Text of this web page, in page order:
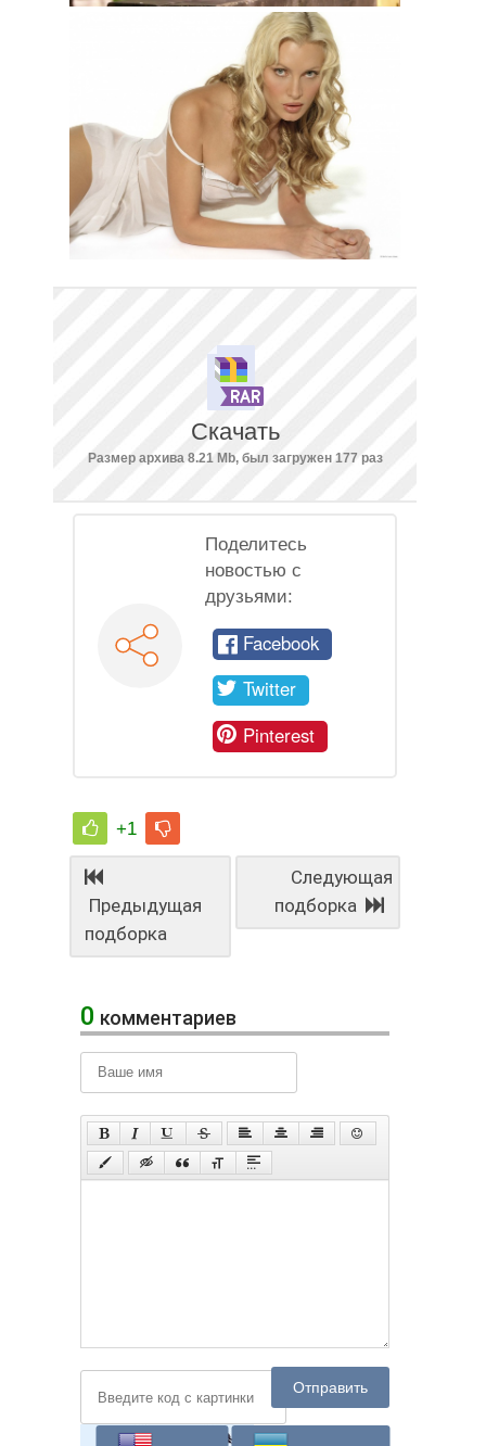
Скачать
Размер архива 8.21 Mb, был загружен 177 раз
Поделитесь
новостью с
друзьями:
Facebook
Twitter
Pinterest
+1
Предыдущая
подборка
Следующая
подборка
0 комментариев
Отправить